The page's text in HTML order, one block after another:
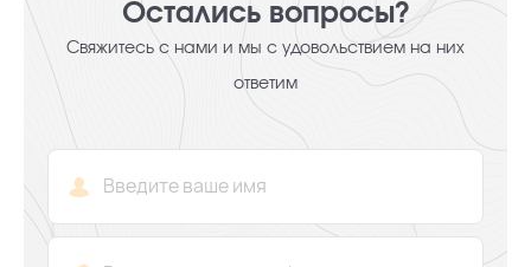
Остались вопросы?
Свяжитесь с нами и мы с удовольствием на них
ответим